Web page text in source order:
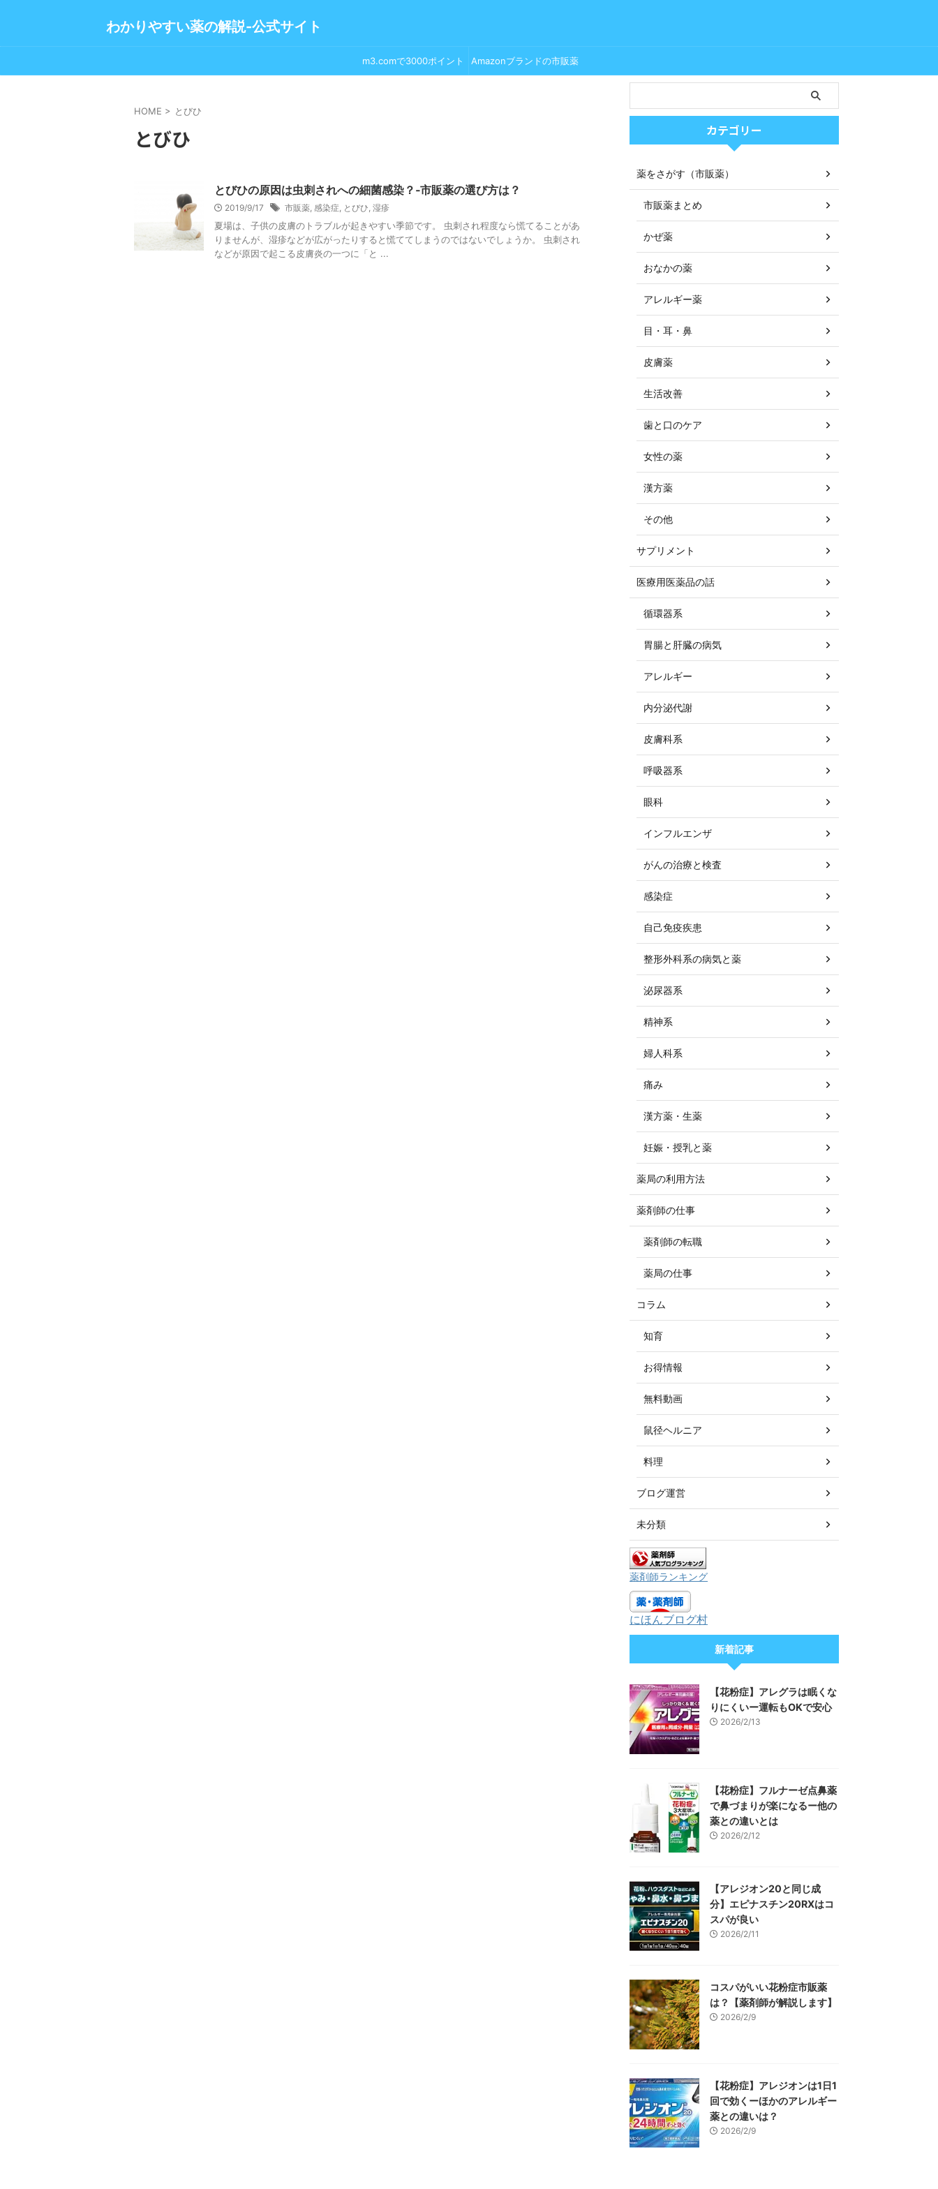
わかりやすい薬の解説-公式サイト
m3.comで3000ポイント Amazonブランドの市販薬
HOME > とびひ
とびひ
とびひの原因は虫刺されへの細菌感染？‐市販薬の選び方は？
2019/9/17 市販薬, 感染症, とびひ, 湿疹
夏場は、子供の皮膚のトラブルが起きやすい季節です。 虫刺され程度なら慌てることがあ
りませんが、湿疹などが広がったりすると慌ててしまうのではないでしょうか。 虫刺され
などが原因で起こる皮膚炎の一つに「と ...
カテゴリー
薬をさがす（市販薬）
市販薬まとめ
かぜ薬
おなかの薬
アレルギー薬
目・耳・鼻
皮膚薬
生活改善
歯と口のケア
女性の薬
漢方薬
その他
サプリメント
医療用医薬品の話
循環器系
胃腸と肝臓の病気
アレルギー
内分泌代謝
皮膚科系
呼吸器系
眼科
インフルエンザ
がんの治療と検査
感染症
自己免疫疾患
整形外科系の病気と薬
泌尿器系
精神系
婦人科系
痛み
漢方薬・生薬
妊娠・授乳と薬
薬局の利用方法
薬剤師の仕事
薬剤師の転職
薬局の仕事
コラム
知育
お得情報
無料動画
鼠径ヘルニア
料理
ブログ運営
未分類
薬剤師ランキング
にほんブログ村
新着記事
【花粉症】アレグラは眠くな
りにくいー運転もOKで安心
2026/2/13
【花粉症】フルナーゼ点鼻薬
で鼻づまりが楽になるー他の
薬との違いとは
2026/2/12
【アレジオン20と同じ成
分】エピナスチン20RXはコ
スパが良い
2026/2/11
コスパがいい花粉症市販薬
は？【薬剤師が解説します】
2026/2/9
【花粉症】アレジオンは1日1
回で効くーほかのアレルギー
薬との違いは？
2026/2/9